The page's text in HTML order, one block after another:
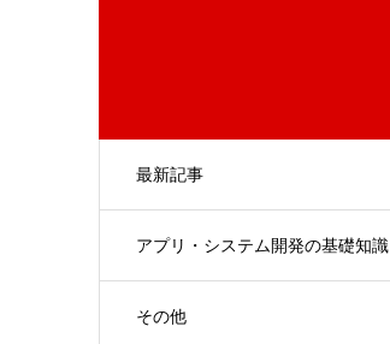
最新記事
アプリ・システム開発の基礎知識
その他